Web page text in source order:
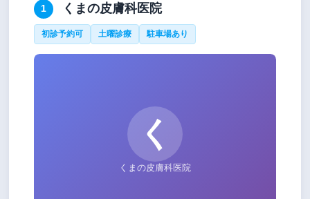
1 くまの皮膚科医院
初診予約可 土曜診療 駐車場あり
く
くまの皮膚科医院